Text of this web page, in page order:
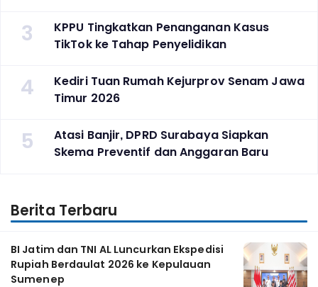
3
KPPU Tingkatkan Penanganan Kasus
TikTok ke Tahap Penyelidikan
4
Kediri Tuan Rumah Kejurprov Senam Jawa
Timur 2026
5
Atasi Banjir, DPRD Surabaya Siapkan
Skema Preventif dan Anggaran Baru
Berita Terbaru
BI Jatim dan TNI AL Luncurkan Ekspedisi
Rupiah Berdaulat 2026 ke Kepulauan
Sumenep